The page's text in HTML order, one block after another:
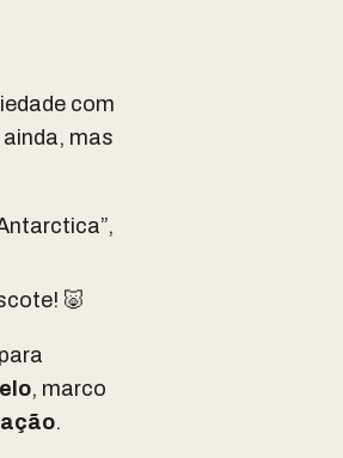
com
mas
🐷
, marco
.